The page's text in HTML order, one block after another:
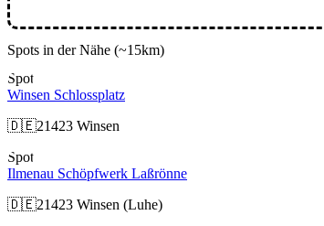
Spots in der Nähe (~15km)
Spot
Winsen Schlossplatz
🇩🇪21423 Winsen
Spot
Ilmenau Schöpfwerk Laßrönne
🇩🇪21423 Winsen (Luhe)